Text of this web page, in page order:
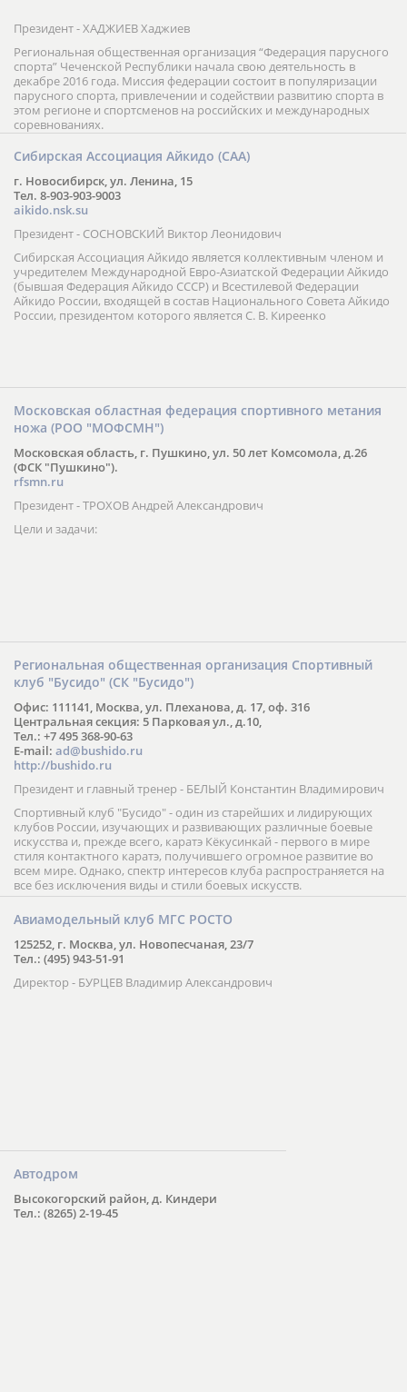
Президент - ХАДЖИЕВ Хаджиев
Региональная общественная организация “Федерация парусного
спорта” Чеченской Республики начала свою деятельность в
декабре 2016 года. Миссия федерации состоит в популяризации
парусного спорта, привлечении и содействии развитию спорта в
этом регионе и спортсменов на российских и международных
соревнованиях.
Сибирская Ассоциация Айкидо (САА)
г. Новосибирск, ул. Ленина, 15
Тел. 8-903-903-9003
aikido.nsk.su
Президент - СОСНОВСКИЙ Виктор Леонидович
Сибирская Ассоциация Айкидо является коллективным членом и
учредителем Международной Евро-Азиатской Федерации Айкидо
(бывшая Федерация Айкидо СССР) и Всестилевой Федерации
Айкидо России, входящей в состав Национального Совета Айкидо
России, президентом которого является С. В. Киреенко
Московская областная федерация спортивного метания
ножа (РОО "МОФСМН")
Московская область, г. Пушкино, ул. 50 лет Комсомола, д.26
(ФСК "Пушкино").
rfsmn.ru
Президент - ТРОХОВ Андрей Александрович
Цели и задачи:
Региональная общественная организация Спортивный
клуб "Бусидо" (СК "Бусидо")
Офис: 111141, Москва, ул. Плеханова, д. 17, оф. 316
Центральная секция: 5 Парковая ул., д.10,
Тел.: +7 495 368-90-63
E-mail: ad@bushido.ru
http://bushido.ru
Президент и главный тренер - БЕЛЫЙ Константин Владимирович
Спортивный клуб "Бусидо" - один из старейших и лидирующих
клубов России, изучающих и развивающих различные боевые
искусства и, прежде всего, каратэ Кёкусинкай - первого в мире
стиля контактного каратэ, получившего огромное развитие во
всем мире. Однако, спектр интересов клуба распространяется на
все без исключения виды и стили боевых искусств.
Авиамодельный клуб МГС РОСТО
125252, г. Москва, ул. Новопесчаная, 23/7
Тел.: (495) 943-51-91
Директор - БУРЦЕВ Владимир Александрович
Автодром
Высокогорский район, д. Киндери
Тел.: (8265) 2-19-45